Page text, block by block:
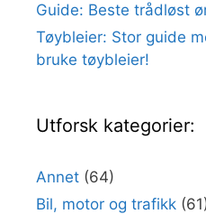
Guide: Beste trådløst
Tøybleier: Stor guide
bruke tøybleier!
Utforsk kategorier:
Annet (64)
Bil, motor og trafikk